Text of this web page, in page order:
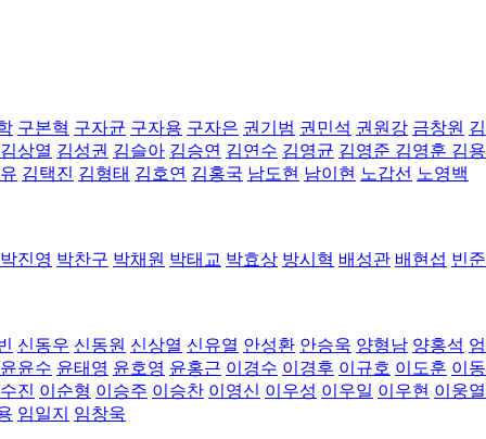
구본혁 구자균 구자용 구자은 권기범 권민석 권원강 금창원 김
김상열 김성권 김슬아 김승연 김연수 김영균 김영준 김영훈 김용
김택진 김형태 김호연 김홍국 남도현 남이현 노갑선 노영백
박진영 박찬구 박채원 박태교 박효상 방시혁 배성관 배현섭 빈준
신동우 신동원 신상열 신유열 안성환 안승욱 양형남 양홍석 엄
윤윤수 윤태영 윤호영 윤홍근 이경수 이경후 이규호 이도훈 이동
진 이순형 이승주 이승찬 이영신 이우성 이우일 이우현 이웅열
임일지 임창욱